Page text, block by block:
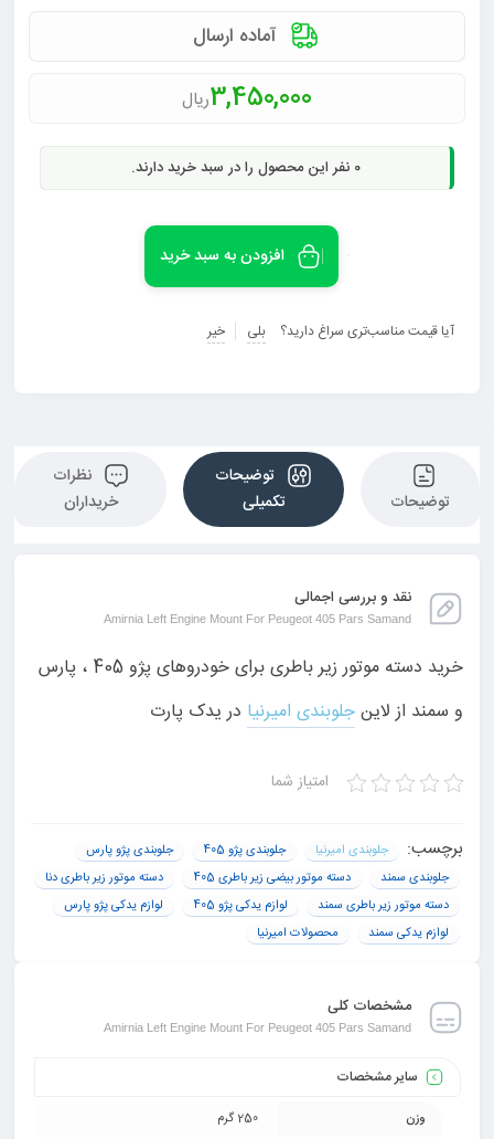
آماده ارسال
3,450,000ریال
0 نفر این محصول را در سبد خرید دارند.
افزودن به سبد خرید
آیا قیمت مناسب‌تری سراغ دارید؟ بلی خیر
توضیحات
توضیحات
تکمیلی
نظرات
خریداران
نقد و بررسی اجمالی
Amirnia Left Engine Mount For Peugeot 405 Pars Samand
خرید دسته موتور زیر باطری برای خودروهای پژو 405 ، پارس
و سمند از لاینجلوبندی امیرنیا در یدک پارت
امتیاز شما
برچسب: جلوبندی امیرنیا جلوبندی پژو 405
جلوبندی پژو پارس
جلوبندی سمند
دسته موتور بیضی زیر باطری 405
دسته موتور زیر باطری دنا
دسته موتور زیر باطری سمند
لوازم یدکی پژو 405
لوازم یدکی پژو پارس
لوازم یدکی سمند
محصولات امیرنیا
مشخصات کلی
Amirnia Left Engine Mount For Peugeot 405 Pars Samand
سایر مشخصات
وزن 250 گرم